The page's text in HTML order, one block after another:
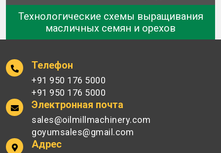
Технологические схемы выращивания
масличных семян и орехов
Телефон
+91 950 176 5000
+91 950 176 5000
Электронная почта
sales@oilmillmachinery.com
goyumsales@gmail.com
Адрес